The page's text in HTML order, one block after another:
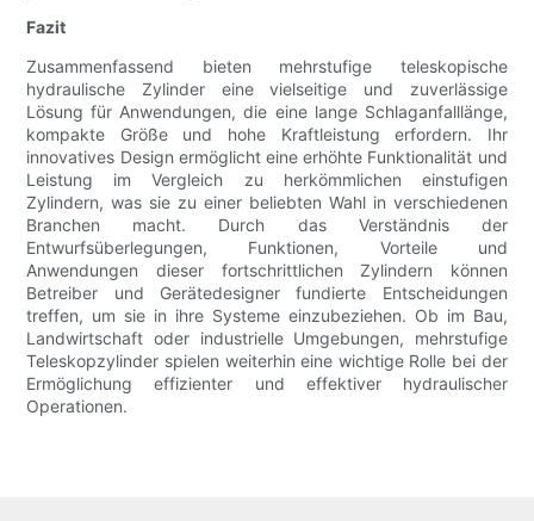
Fazit
Zusammenfassend bieten mehrstufige teleskopische
hydraulische Zylinder eine vielseitige und zuverlässige
Lösung für Anwendungen, die eine lange Schlaganfalllänge,
kompakte Größe und hohe Kraftleistung erfordern. Ihr
innovatives Design ermöglicht eine erhöhte Funktionalität und
Leistung im Vergleich zu herkömmlichen einstufigen
Zylindern, was sie zu einer beliebten Wahl in verschiedenen
Branchen macht. Durch das Verständnis der
Entwurfsüberlegungen, Funktionen, Vorteile und
Anwendungen dieser fortschrittlichen Zylindern können
Betreiber und Gerätedesigner fundierte Entscheidungen
treffen, um sie in ihre Systeme einzubeziehen. Ob im Bau,
Landwirtschaft oder industrielle Umgebungen, mehrstufige
Teleskopzylinder spielen weiterhin eine wichtige Rolle bei der
Ermöglichung effizienter und effektiver hydraulischer
Operationen.